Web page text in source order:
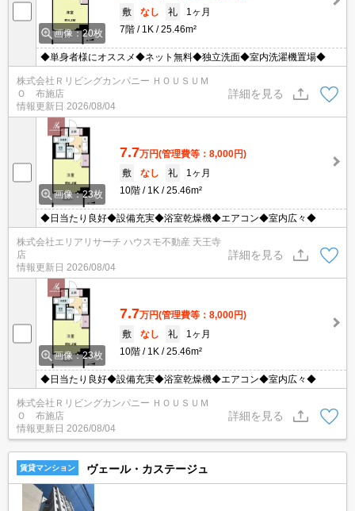
画像：20枚
敷
なし 礼
1ヶ月
7階
1K 25.46m²
◆単身者様にオススメ◆ネット無料◆独立洗面◆室内洗濯機置場◆
株式会社Ｒリビングカンパニー ＨＯＵＳＵＭ
Ｏ 布施店
情報更新日 2026/08/04
詳細を見る
画像：23枚
7.7万円(管理費等：8,000円)
敷
なし 礼
1ヶ月
10階
1K 25.46m²
◆日当たり良好◆設備充実◆浴室乾燥機◆エアコン◆室内広々◆
株式会社エリアリサーチ ハウスモ不動産 天王寺
店
情報更新日 2026/08/04
詳細を見る
画像：23枚
7.7万円(管理費等：8,000円)
敷
なし 礼
1ヶ月
10階
1K 25.46m²
◆日当たり良好◆設備充実◆浴室乾燥機◆エアコン◆室内広々◆
株式会社Ｒリビングカンパニー ＨＯＵＳＵＭ
Ｏ 布施店
情報更新日 2026/08/04
詳細を見る
賃貸マンション ヴェール・カステージュ